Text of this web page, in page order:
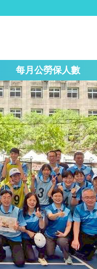
每月公勞保人數